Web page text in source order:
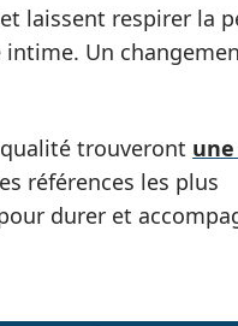
laissent respirer la
Un
trouveront
références les plus
durer et